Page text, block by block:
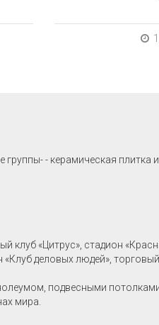
- керамическая плитка и
клуб «Цитрус», стадион
деловых людей»,
подвесными
мира.